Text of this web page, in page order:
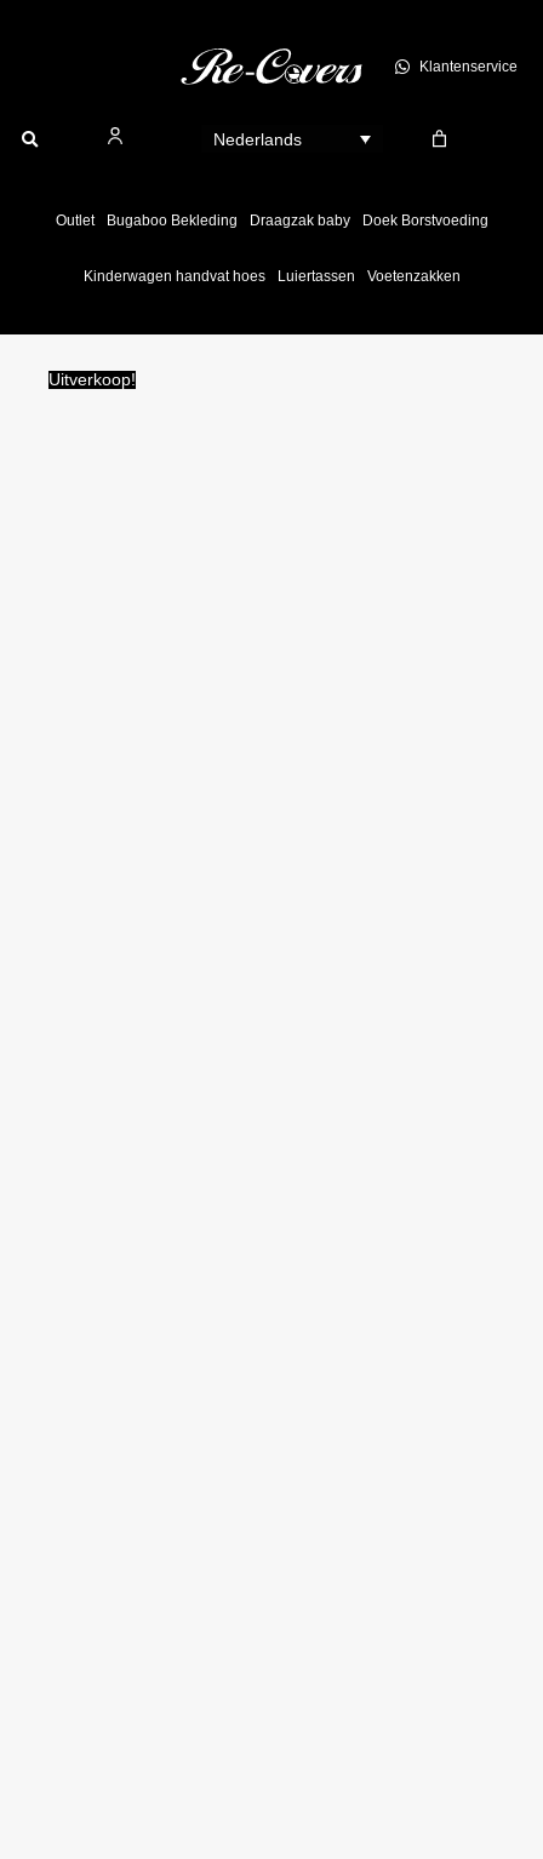
Klantenservice
Nederlands
Outlet Bugaboo Bekleding Draagzak baby Doek Borstvoeding
Kinderwagen handvat hoes Luiertassen Voetenzakken
Uitverkoop!